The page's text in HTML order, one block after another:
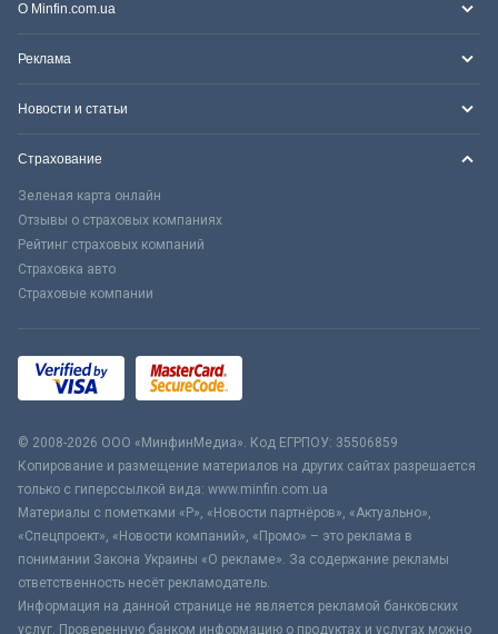
О Minfin.com.ua
Реклама
Новости и статьи
Страхование
Зеленая карта онлайн
Отзывы о страховых компаниях
Рейтинг страховых компаний
Страховка авто
Страховые компании
© 2008-2026 ООО «МинфинМедиа». Код ЕГРПОУ: 35506859
Копирование и размещение материалов на других сайтах разрешается
только с гиперссылкой вида: www.minfin.com.ua
Материалы с пометками «Р», «Новости партнёров», «Актуально»,
«Спецпроект», «Новости компаний», «Промо» – это реклама в
понимании Закона Украины «О рекламе». За содержание рекламы
ответственность несёт рекламодатель.
Информация на данной странице не является рекламой банковских
услуг. Проверенную банком информацию о продуктах и услугах можно